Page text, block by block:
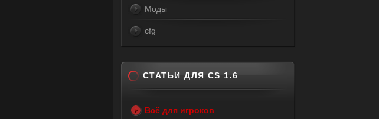
Моды
cfg
СТАТЬИ ДЛЯ CS 1.6
Всё для игроков